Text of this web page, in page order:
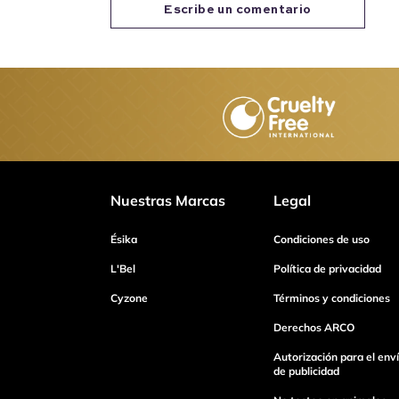
Escribe un comentario
Agregar comentario
Tu nombre
Dirección de email
Nuestras Marcas
Ésika
L'Bel
Cyzone
Legal
Condiciones de uso
Política de privacidad
Términos y condiciones
Derechos ARCO
Autorización para el
de publicidad